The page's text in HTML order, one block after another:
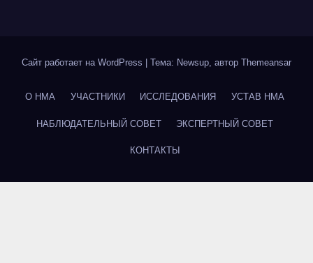
Сайт работает на WordPress Тема: Newsup, автор Themeansar
О НМА УЧАСТНИКИ ИССЛЕДОВАНИЯ УСТАВ НМА
НАБЛЮДАТЕЛЬНЫЙ СОВЕТ ЭКСПЕРТНЫЙ СОВЕТ
КОНТАКТЫ